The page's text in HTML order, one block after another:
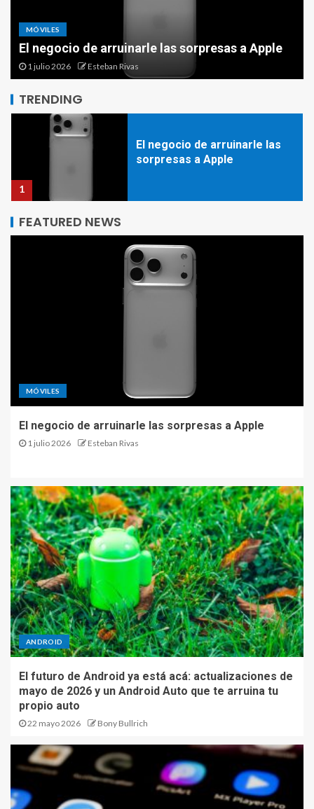
MÓVILES
El negocio de arruinarle las sorpresas a Apple
1 julio 2026 Esteban Rivas
TRENDING
acuerdo para su inteligencia
artificial y cambios drásticos
en Instagram
1
El negocio de arruinarle las
sorpresas a Apple
acá: actualizaciones de mayo
de 2026 y un Android Auto
que te arruina tu propio auto
3
Nuevas funciones y una falla
5
Meta pisa fuerte: millonario
acuerdo para su inteligencia
artificial y cambios drásticos
en Instagram
1
El negocio de arruinarle las
sorpresas a Apple
FEATURED NEWS
MÓVILES
El negocio de arruinarle las sorpresas a Apple
1 julio 2026 Esteban Rivas
ANDROID
El futuro de Android ya está acá: actualizaciones de
mayo de 2026 y un Android Auto que te arruina tu
propio auto
22 mayo 2026 Bony Bullrich